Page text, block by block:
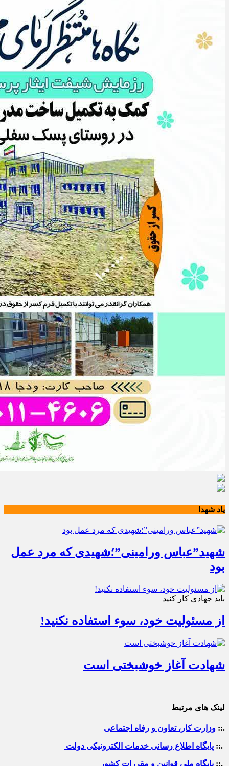
یاد شهدا
شهید”عباس ورامینی”؛شهیدی که مرد عمل
بود
باید جهادی کار کنید
از مسئولیت خود، سوء استفاده نکنید!
شهادت آغاز خوشبختی است
لینک های مرتبط
.:: وزارت کار، تعاون و رفاه اجتماعی
.:: پایگاه اطلاع رسانی خدمات الکترونیکی دولت
.:: پایگاه ملی قوانین و مقررات کشور